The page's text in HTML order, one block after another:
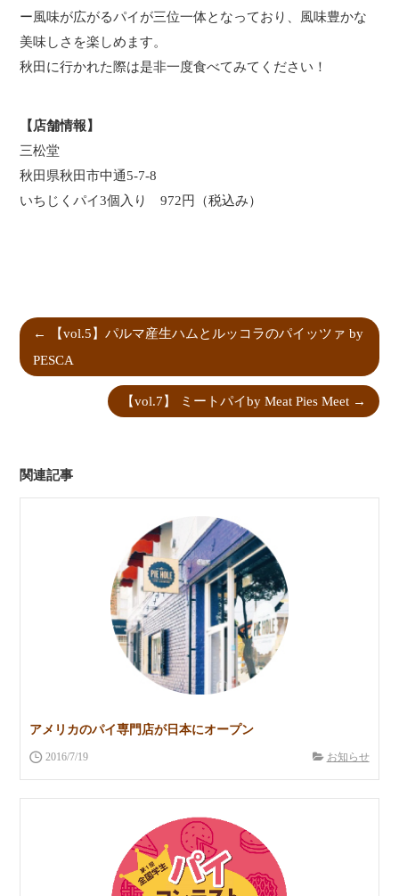
ー風味が広がるパイが三位一体となっており、風味豊かな
美味しさを楽しめます。
秋田に行かれた際は是非一度食べてみてください！
【店舗情報】
三松堂
秋田県秋田市中通5-7-8
いちじくパイ3個入り 972円（税込み）
←
【vol.5】パルマ産生ハムとルッコラのパイッツァ by
PESCA
【vol.7】 ミートパイby Meat Pies Meet→
関連記事
アメリカのパイ専門店が日本にオープン
2016/7/19 お知らせ